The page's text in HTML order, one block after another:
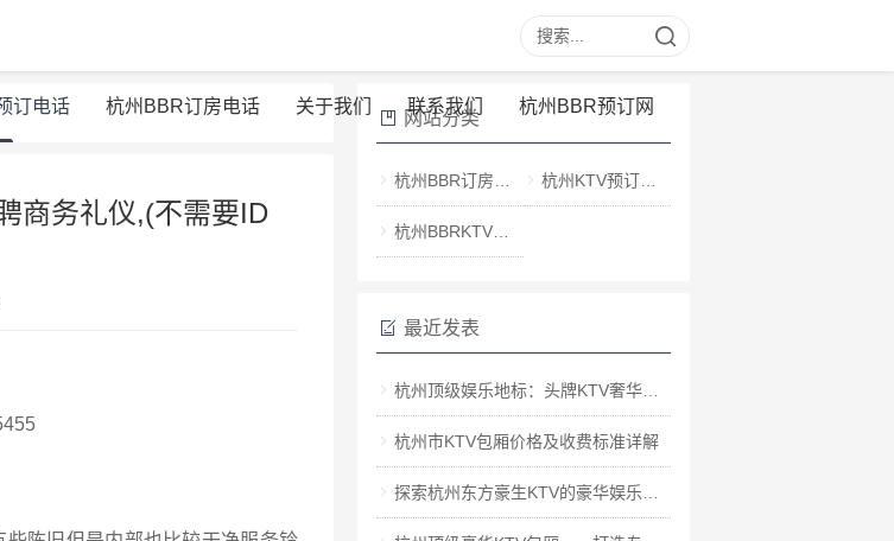
订电话 杭州BBR订房电话 关于我们 联系我们 杭州BBR预订网
商务礼仪,(不需要ID
网站分类
杭州BBR订房电话 杭州KTV预订电话
杭州BBRKTV消费价格
最近发表
杭州顶级娱乐地标：头牌KTV奢华之夜
杭州市KTV包厢价格及收费标准详解
探索杭州东方豪生KTV的豪华娱乐空间地址